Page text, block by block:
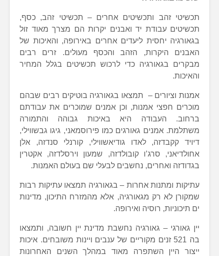
תכשיטי זהב ותכשיטים אחרים – תכשיטי זהב, כסף,
תכשיטים עבודת יד ואבנים יקרות הם מצרך מאוד זול
בגאורגיה יחסית ליעדים אחרים באירופה, והאיכות של
האבנים היקרות, הזהב והכסף מעולים. זרים רבים
מבקרים בגאורגיה כדי לרכוש תכשיטים בגלל המחיר
והאיכות.
אמנות וציורים – תמצאו בגאורגיה בוטיקים רבים שבהם
מוכרים חפצי אמנות, וכן אמנים שמוכרים את עבודתם
ברחוב. העבודה היא באיכות גבוהה והתמורה
משתלמת. אמנים גאורגים כמו פירוסמאני, גיגו גבשווילי,
דיויד קקבדזה, לאדו גודיאשווילי, קורנלי סנדזה, אלן
אחולדיאני, סרג’ו קובולדזה, שמעון וירסלדזה, אקטרין
בגדודזה ואחרים, נחשבים לבעלי שם בעולם האמנות.
עתיקות ומתנות אחרות – בגאורגיה תמצאו עתיקות רבות
שמקורן לא רק מגאורגיה, אלא מהמזרח התיכון, מדינות
ים תיכוניות, רוסיה ואירופה.
יין גאורגי – גאורגיה נחשבת מדינת יין חשובה, ותמצאו
בה 521 זנים מקוריים של ענבים ויינות משובחים. איכות
ייצור היין השתפרה מאוד במהלך השנים האחרונות